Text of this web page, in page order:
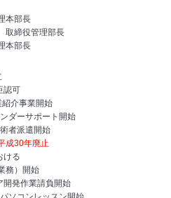
本部長
締役管理部長
本部長
可
紹介事業開始
ーサポート開始
派遣開始
成30年廃止
る
務）開始
発作業請負開始